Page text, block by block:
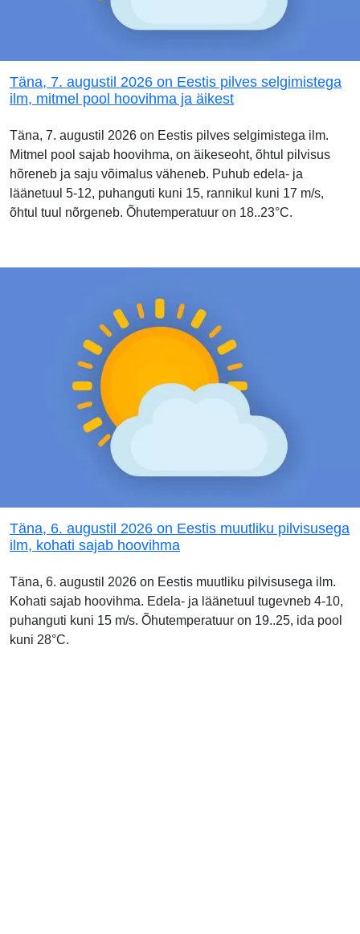
Täna, 7. augustil 2026 on Eestis pilves selgimistega
ilm, mitmel pool hoovihma ja äikest
Täna, 7. augustil 2026 on Eestis pilves selgimistega ilm.
Mitmel pool sajab hoovihma, on äikeseoht, õhtul pilvisus
hõreneb ja saju võimalus väheneb. Puhub edela- ja
läänetuul 5-12, puhanguti kuni 15, rannikul kuni 17 m/s,
õhtul tuul nõrgeneb. Õhutemperatuur on 18..23°C.
Täna, 6. augustil 2026 on Eestis muutliku pilvisusega
ilm, kohati sajab hoovihma
Täna, 6. augustil 2026 on Eestis muutliku pilvisusega ilm.
Kohati sajab hoovihma. Edela- ja läänetuul tugevneb 4-10,
puhanguti kuni 15 m/s. Õhutemperatuur on 19..25, ida pool
kuni 28°C.